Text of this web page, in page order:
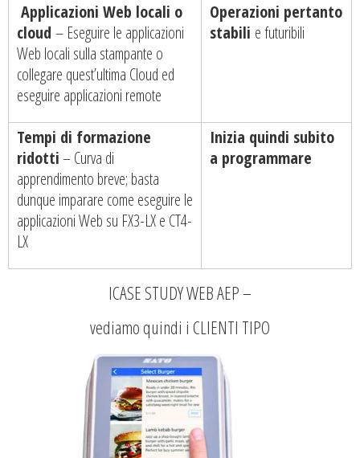
Applicazioni Web locali o
cloud – Eseguire le applicazioni
Web locali sulla stampante o
collegare quest’ultima Cloud ed
eseguire applicazioni remote
Operazioni pertanto
stabili e futuribili
Tempi di formazione
ridotti– Curva di
apprendimento breve; basta
dunque imparare come eseguire le
applicazioni Web su FX3-LX e CT4-
LX
Inizia quindi subito
a programmare
ICASE STUDY WEB AEP –
vediamo quindi i CLIENTI TIPO